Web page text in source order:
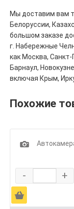
Мы доставим вам
Белоруссии,
большом заказе
г. Набережные
как Москва, Санкт-
Барнаул,
включая Крым,
Похожие
1
- +
Ä